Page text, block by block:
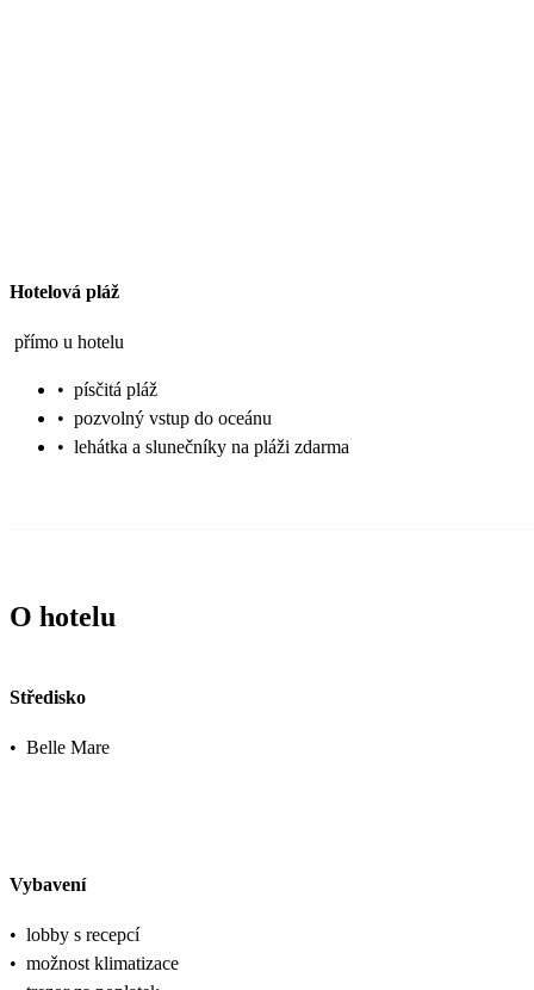
Hotelová pláž
přímo u hotelu
• písčitá pláž
• pozvolný vstup do oceánu
• lehátka a slunečníky na pláži zdarma
O hotelu
Středisko
• Belle Mare
Vybavení
• lobby s recepcí
• možnost klimatizace